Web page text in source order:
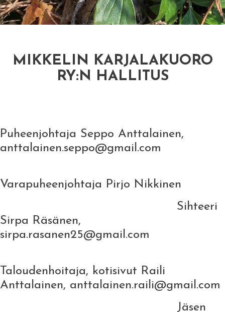
MIKKELIN KARJALAKUORO
RY:N HALLITUS
Puheenjohtaja Seppo Anttalainen,
anttalainen.seppo@gmail.com
Varapuheenjohtaja Pirjo Nikkinen
Sihteeri
Sirpa Räsänen,
sirpa.rasanen25@gmail.com
Taloudenhoitaja, kotisivut Raili
Anttalainen, anttalainen.raili@gmail.com
Jäsen